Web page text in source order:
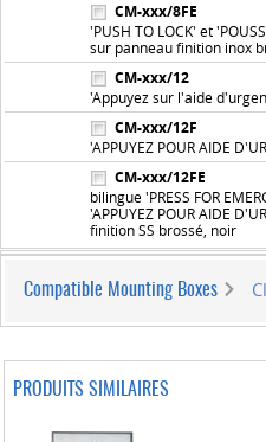
CM-xxx/8FE
'PUSH TO LOCK' et
sur panneau finition inox
CM-xxx/12
'Appuyez sur l'aide
CM-xxx/12F
'APPUYEZ POUR AIDE
CM-xxx/12FE
bilingue 'PRESS FOR
'APPUYEZ POUR AIDE
finition SS brossé, noir
Compatible Mounting Boxes
PRODUITS SIMILAIRES